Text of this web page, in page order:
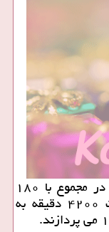
به گزارش كاركادو شبكه های رادیویی در مجموع با ۱۸۰
برنامه، به تعداد ۷۰ عنوان و به مدت ۴۲۰۰ دقیقه به